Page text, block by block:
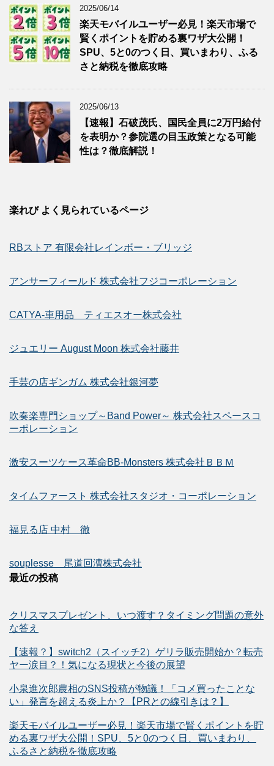
2025/06/14
楽天モバイルユーザー必見！楽天市場で
賢くポイントを貯める裏ワザ大公開！
SPU、5と0のつく日、買いまわり、ふる
さと納税を徹底攻略
2025/06/13
【速報】石破茂氏、国民全員に2万円給付
を表明か？参院選の目玉政策となる可能
性は？徹底解説！
楽れび よく見られているページ
RBストア 有限会社レインボー・ブリッジ
アンサーフィールド 株式会社フジコーポレーション
CATYA-車用品 ティエスオー株式会社
ジュエリー August Moon 株式会社藤井
手芸の店ギンガム 株式会社銀河夢
吹奏楽専門ショップ～Band Power～ 株式会社スペースコ
ーポレーション
激安スーツケース革命BB-Monsters 株式会社ＢＢＭ
タイムファースト 株式会社スタジオ・コーポレーション
福見る店 中村 徹
souplesse 尾道回漕株式会社
最近の投稿
クリスマスプレゼント、いつ渡す？タイミング問題の意外
な答え
【速報？】switch2（スイッチ2）ゲリラ販売開始か？転売
ヤー涙目？！気になる現状と今後の展望
小泉進次郎農相のSNS投稿が物議！「コメ買ったことな
い」発言を超える炎上か？【PRとの線引きは？】
楽天モバイルユーザー必見！楽天市場で賢くポイントを貯
める裏ワザ大公開！SPU、5と0のつく日、買いまわり、
ふるさと納税を徹底攻略